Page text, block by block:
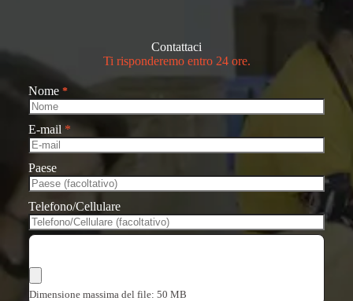
Contattaci
Ti risponderemo entro 24 ore.
Nome *
E-mail *
Paese
Telefono/Cellulare
Dimensione massima del file: 50 MB